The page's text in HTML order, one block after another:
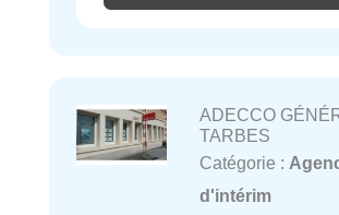
ADECCO
TARBES
Catégorie :
d'intérim